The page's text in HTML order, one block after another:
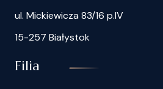
ul. Mickiewicza 83/16 p.IV
15-257 Białystok
Filia